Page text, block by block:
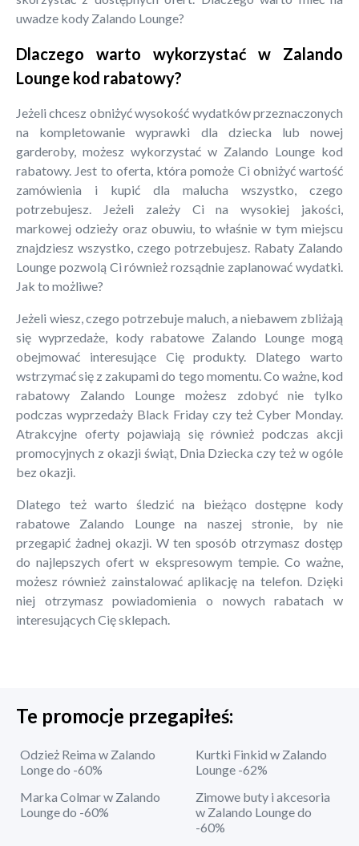
uwadze kody Zalando Lounge?
Dlaczego warto wykorzystać w Zalando
Lounge kod rabatowy?
Jeżeli chcesz obniżyć wysokość wydatków przeznaczonych
na kompletowanie wyprawki dla dziecka lub nowej
garderoby, możesz wykorzystać w Zalando Lounge kod
rabatowy. Jest to oferta, która pomoże Ci obniżyć wartość
zamówienia i kupić dla malucha wszystko, czego
potrzebujesz. Jeżeli zależy Ci na wysokiej jakości,
markowej odzieży oraz obuwiu, to właśnie w tym miejscu
znajdziesz wszystko, czego potrzebujesz. Rabaty Zalando
Lounge pozwolą Ci również rozsądnie zaplanować wydatki.
Jak to możliwe?
Jeżeli wiesz, czego potrzebuje maluch, a niebawem zbliżają
się wyprzedaże, kody rabatowe Zalando Lounge mogą
obejmować interesujące Cię produkty. Dlatego warto
wstrzymać się z zakupami do tego momentu. Co ważne, kod
rabatowy Zalando Lounge możesz zdobyć nie tylko
podczas wyprzedaży Black Friday czy też Cyber Monday.
Atrakcyjne oferty pojawiają się również podczas akcji
promocyjnych z okazji świąt, Dnia Dziecka czy też w ogóle
bez okazji.
Dlatego też warto śledzić na bieżąco dostępne kody
rabatowe Zalando Lounge na naszej stronie, by nie
przegapić żadnej okazji. W ten sposób otrzymasz dostęp
do najlepszych ofert w ekspresowym tempie. Co ważne,
możesz również zainstalować aplikację na telefon. Dzięki
niej otrzymasz powiadomienia o nowych rabatach w
interesujących Cię sklepach.
Te promocje przegapiłeś:
Odzież Reima w Zalando
Longe do -60%
Kurtki Finkid w Zalando
Lounge -62%
Marka Colmar w Zalando
Lounge do -60%
Zimowe buty i akcesoria
w Zalando Lounge do
-60%